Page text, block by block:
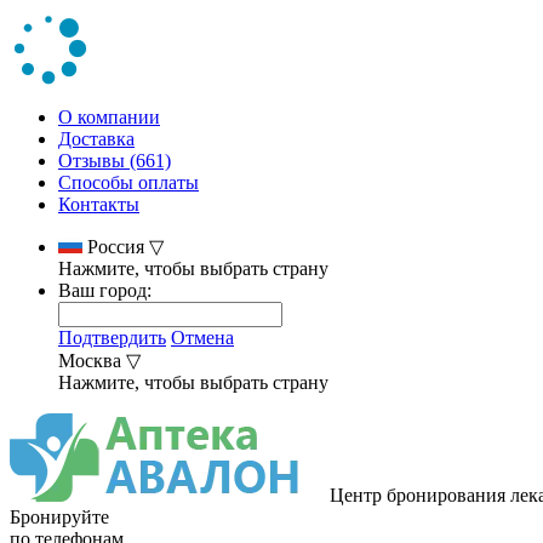
О компании
Доставка
Отзывы (661)
Способы оплаты
Контакты
Россия ▽
Нажмите, чтобы выбрать страну
Ваш город:
Подтвердить Отмена
Москва ▽
Нажмите, чтобы выбрать страну
Центр бронирования
Бронируйте
по телефонам